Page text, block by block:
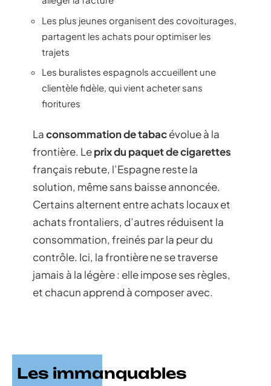
Les plus jeunes organisent des covoiturages,
partagent les achats pour optimiser les
trajets
Les buralistes espagnols accueillent une
clientèle fidèle, qui vient acheter sans
fioritures
Laconsommation de tabacévolue à la
frontière. Leprix du paquet de cigarettes
français rebute, l’Espagne reste la
solution, même sans baisse annoncée.
Certains alternent entre achats locaux et
achats frontaliers, d’autres réduisent la
consommation, freinés par la peur du
contrôle. Ici, la frontière ne se traverse
jamais à la légère : elle impose ses règles,
et chacun apprend à composer avec.
Les immanquables